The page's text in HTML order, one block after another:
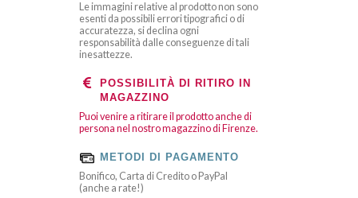
Le immagini relative al prodotto non sono
esenti da possibili errori tipografici o di
accuratezza, si declina ogni
responsabilità dalle conseguenze di tali
inesattezze.
POSSIBILITÀ DI RITIRO IN
MAGAZZINO
Puoi venire a ritirare il prodotto anche di
persona nel nostro magazzino di Firenze.
METODI DI PAGAMENTO
Bonifico, Carta di Credito o PayPal
(anche a rate!)